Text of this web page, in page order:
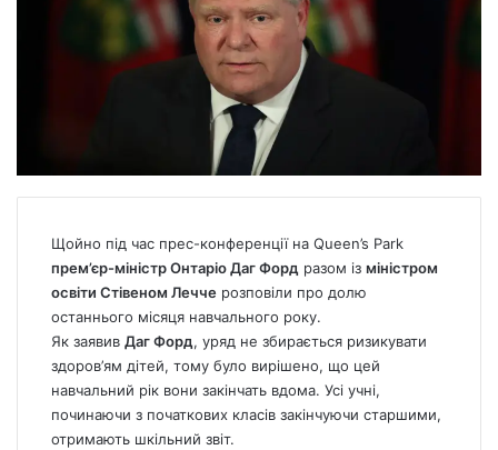
Щойно під час прес-конференції на Queen’s Park
прем’єр-міністр Онтаріо Даг Форд разом із міністром
освіти Стівеном Лечче розповіли про долю
останнього місяця навчального року.
Як заявив Даг Форд, уряд не збирається ризикувати
здоров’ям дітей, тому було вирішено, що цей
навчальний рік вони закінчать вдома. Усі учні,
починаючи з початкових класів закінчуючи старшими,
отримають шкільний звіт.